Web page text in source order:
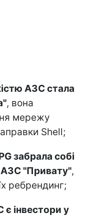
АЗС стала
, вона
мережу
Shell;
забрала собі
АЗС "Привату",
ребрендинг;
є інвестори у